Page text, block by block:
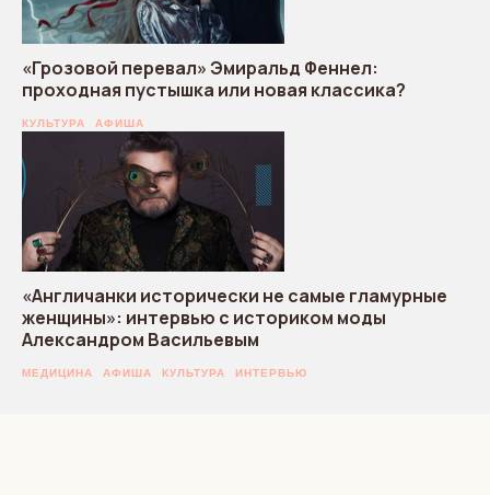
«Грозовой перевал» Эмиральд Феннел:
проходная пустышка или новая классика?
КУЛЬТУРА АФИША
«Англичанки исторически не самые гламурные
женщины»: интервью с историком моды
Александром Васильевым
МЕДИЦИНА АФИША КУЛЬТУРА ИНТЕРВЬЮ